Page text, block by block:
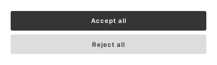
Accept all
Reject all